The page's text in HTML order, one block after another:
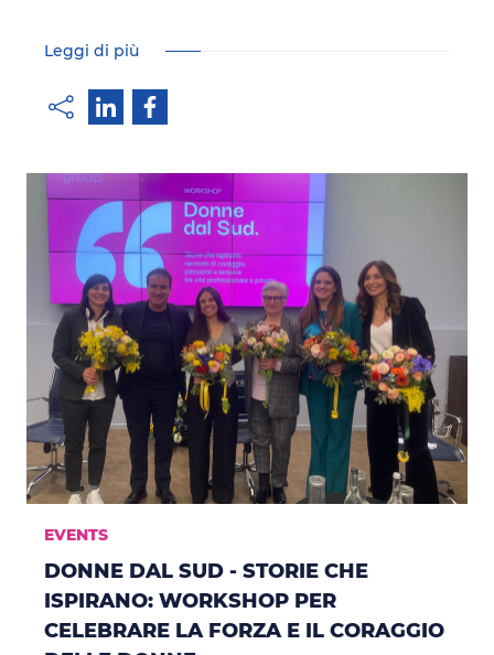
Leggi di più
EVENTS
DONNE DAL SUD - STORIE CHE
ISPIRANO: WORKSHOP PER
CELEBRARE LA FORZA E IL CORAGGIO